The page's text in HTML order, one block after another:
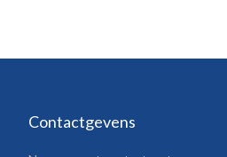
Contactgevens